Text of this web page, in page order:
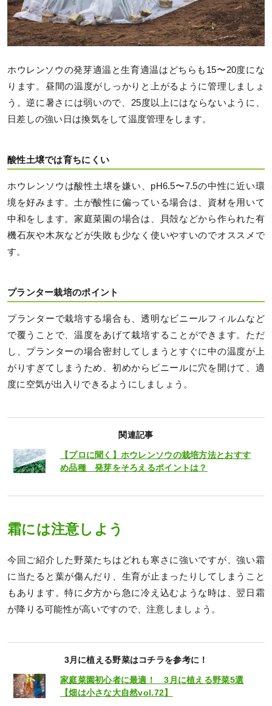
ホウレンソウの発芽適温と生育適温はどちらも15〜20度にな
ります。昼間の温度がしっかりと上がるように管理しましょ
う。逆に暑さには弱いので、25度以上にはならないように、
日差しの強い日は換気をして温度管理をします。
酸性土壌では育ちにくい
ホウレンソウは酸性土壌を嫌い、pH6.5〜7.5の中性に近い環
境を好みます。土が酸性に偏っている場合は、資材を用いて
中和をします。家庭菜園の場合は、貝殻などから作られた有
機石灰や木灰などが失敗も少なく使いやすいのでオススメで
す。
プランター栽培のポイント
プランターで栽培する場合も、透明なビニールフィルムなど
で覆うことで、温度をあげて栽培することができます。ただ
し、プランターの場合密封してしまうとすぐに中の温度が上
がりすぎてしまうため、初めからビニールに穴を開けて、適
度に空気が出入りできるようにしましょう。
関連記事
【プロに聞く】ホウレンソウの栽培方法とおすす
め品種 発芽をそろえるポイントは？
霜には注意しよう
今回ご紹介した野菜たちはどれも寒さに強いですが、強い霜
に当たると葉が傷んだり、生育が止まったりしてしまうこと
もあります。特に夕方から急に冷え込むような時は、翌日霜
が降りる可能性が高いですので、注意しましょう。
3月に植える野菜はコチラを参考に！
家庭菜園初心者に最適！ 3月に植える野菜5選
【畑は小さな大自然vol.72】